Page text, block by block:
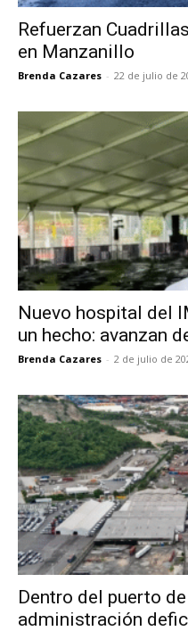
Refuerzan
en Manzanillo
Brenda Cazares - 22 de julio de
Nuevo hospital del
un hecho: avanzan
Brenda Cazares - 2 de julio de
Dentro del puerto
administración